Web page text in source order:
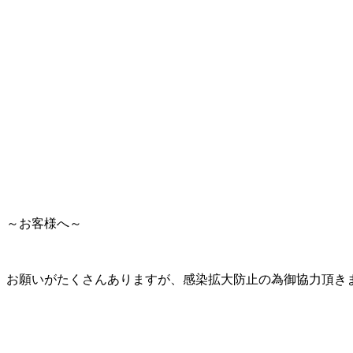
～お客様へ～
お願いがたくさんありますが、感染拡大防止の為御協力頂き